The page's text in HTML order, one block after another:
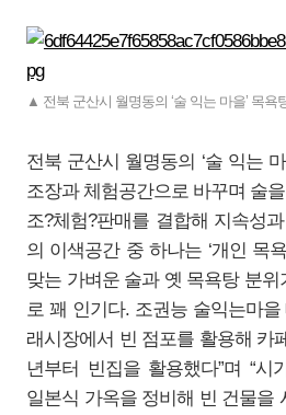
▲ 전북 군산시 월명동의 ‘술 익는 마을’ 목욕
전북 군산시 월명동의 ‘술 익는
조장과 체험공간으로 바꾸며 술
조?체험?판매를 결합해 지속성
의 이색공간 중 하나는 ‘개인 목
맞는 가벼운 술과 옛 목욕탕 분
로 꽤 인기다. 조권능 술익는마을
래시장에서 빈 점포를 활용해 카
년부터 빈집을 활용했다”며 “시
일본식 가옥을 정비해 빈 건물을